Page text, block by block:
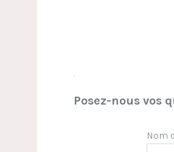
.
Posez-nous vos
Nom